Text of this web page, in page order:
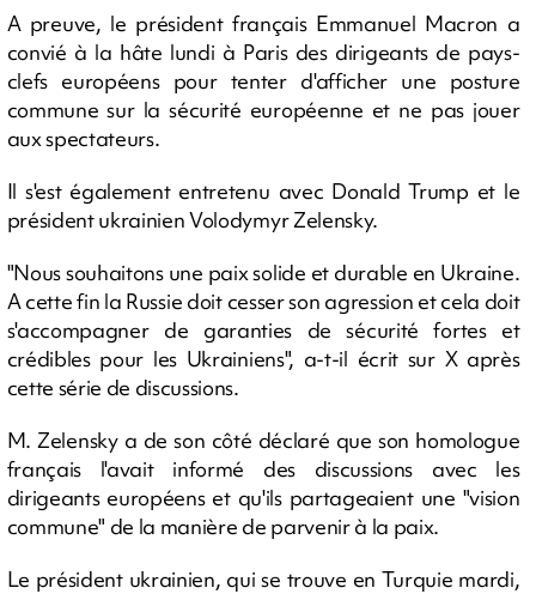
A preuve, le président français Emmanuel Macron a
convié à la hâte lundi à Paris des dirigeants de pays-
clefs européens pour tenter d'afficher une posture
commune sur la sécurité européenne et ne pas jouer
aux spectateurs.
Il s'est également entretenu avec Donald Trump et le
président ukrainien Volodymyr Zelensky.
"Nous souhaitons une paix solide et durable en Ukraine.
A cette fin la Russie doit cesser son agression et cela doit
s'accompagner de garanties de sécurité fortes et
crédibles pour les Ukrainiens", a-t-il écrit sur X après
cette série de discussions.
M. Zelensky a de son côté déclaré que son homologue
français l'avait informé des discussions avec les
dirigeants européens et qu'ils partageaient une "vision
commune" de la manière de parvenir à la paix.
Le président ukrainien, qui se trouve en Turquie mardi,